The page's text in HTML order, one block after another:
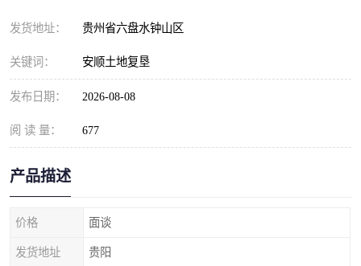
发货地址： 贵州省六盘水钟山区
关键词： 安顺土地复垦
发布日期： 2026-08-08
阅 读 量： 677
产品描述
价格 面谈
发货地址 贵阳